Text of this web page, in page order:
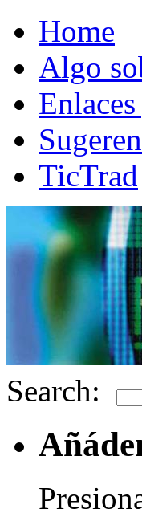
Home
Algo
TicTrad
Search: